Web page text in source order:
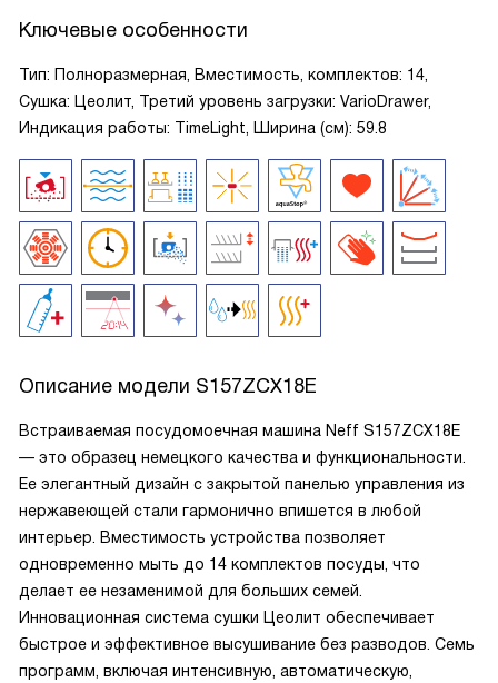
Ключевые особенности
Тип: Полноразмерная, Вместимость, комплектов: 14,
Сушка: Цеолит, Третий уровень загрузки: VarioDrawer,
Индикация работы: TimeLight, Ширина (см): 59.8
Описание модели S157ZCX18E
Встраиваемая посудомоечная машина Neff S157ZCX18E
— это образец немецкого качества и функциональности.
Ее элегантный дизайн с закрытой панелью управления из
нержавеющей стали гармонично впишется в любой
интерьер. Вместимость устройства позволяет
одновременно мыть до 14 комплектов посуды, что
делает ее незаменимой для больших семей.
Инновационная система сушки Цеолит обеспечивает
быстрое и эффективное высушивание без разводов. Семь
программ, включая интенсивную, автоматическую,